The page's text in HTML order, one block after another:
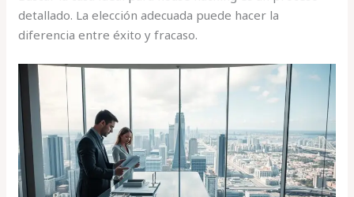
detallado. La elección adecuada puede hacer la
diferencia entre éxito y fracaso.